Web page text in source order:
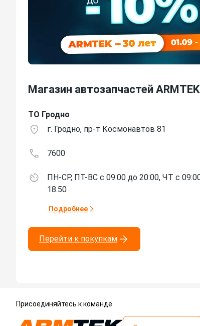
Магазин автозапчастей
ТО Гродно
г. Гродно, пр-т Космонавтов 81
7600
ПН-СР, ПТ-ВС с 09:00 до 20:00, ЧТ с
18.50
Подробнее
Перейти к покупкам
Присоединяйтесь к команде